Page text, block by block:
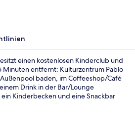
einen kostenlosen Kinderclub und
Minuten entfernt: Kulturzentrum Pablo
Außenpool baden, im Coffeeshop/Café
Drink in der Bar/Lounge
Kinderbecken und eine Snackbar